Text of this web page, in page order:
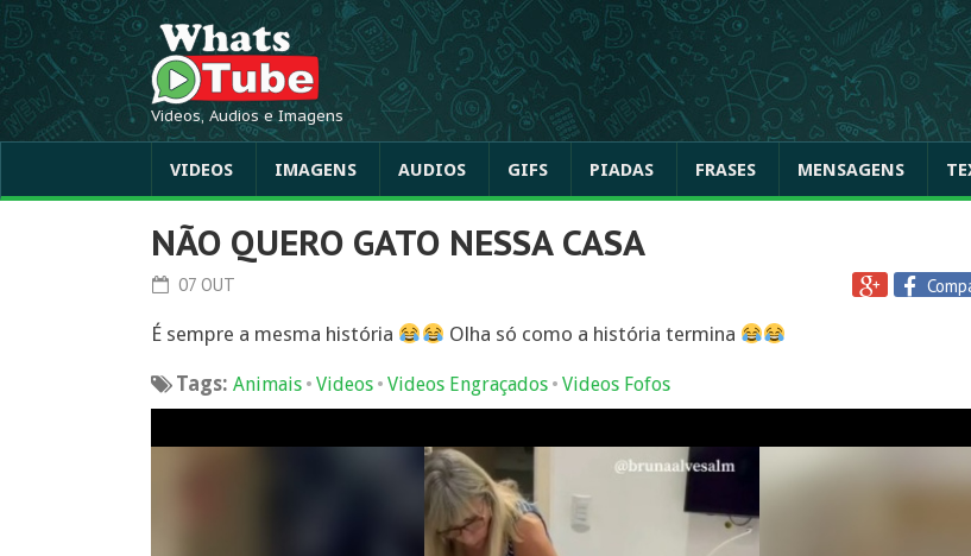
Videos, Audios e Imagens
VIDEOS IMAGENS AUDIOS GIFS PIADAS FRASES MENSAGENS
NÃO QUERO GATO NESSA CASA
07 OUT
É sempre a mesma história Olha só como a história termina
Tags: Animais • Videos • Videos Engraçados • Videos Fofos